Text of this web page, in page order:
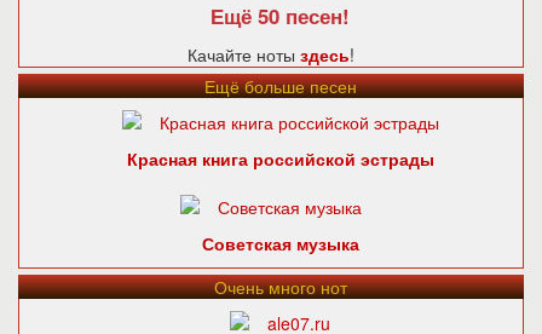
Ещё 50 песен!
Качайте ноты здесь!
Ещё больше песен
Красная книга российской эстрады
Советская музыка
Очень много нот